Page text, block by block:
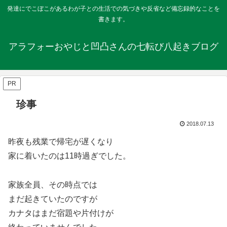
発達にでこぼこがあるわが子との生活での気づきや反省など備忘録的なことを
書きます。
アラフォーおやじと凹凸さんの七転び八起きブログ
PR
珍事
2018.07.13
昨夜も残業で帰宅が遅くなり
家に着いたのは11時過ぎでした。
家族全員、その時点では
まだ起きていたのですが
カナタはまだ宿題や片付けが